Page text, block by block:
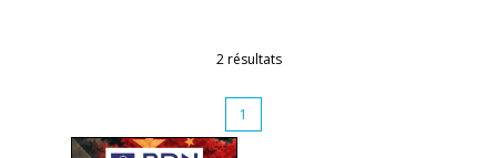
2 résultats
1